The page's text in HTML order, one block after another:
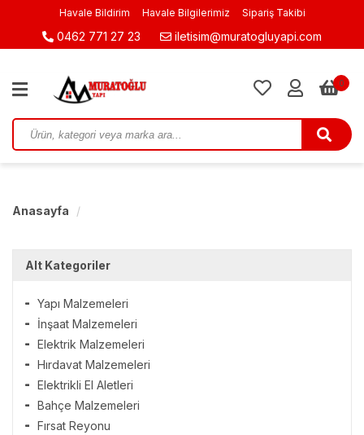
Havale Bildirim Havale Bilgilerimiz Sipariş Takibi
0462 771 27 23 iletisim@muratogluyapi.com
0
Anasayfa
Alt Kategoriler
Yapı Malzemeleri
İnşaat Malzemeleri
Elektrik Malzemeleri
Hırdavat Malzemeleri
Elektrikli El Aletleri
Bahçe Malzemeleri
Fırsat Reyonu